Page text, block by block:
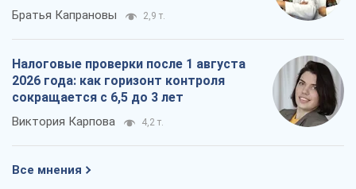
Братья Капрановы 2,9 т.
Налоговые проверки после 1 августа
2026 года: как горизонт контроля
сокращается с 6,5 до 3 лет
Виктория Карпова 4,2 т.
Все мнения